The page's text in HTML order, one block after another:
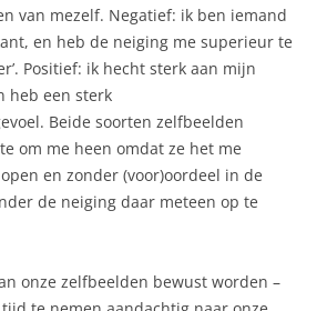
van mezelf. Negatief: ik ben iemand
en heb de neiging me superieur te
Positief: ik hecht sterk aan mijn
heb een sterk
Beide soorten zelfbeelden
om me heen omdat ze het me
en zonder (voor)oordeel in de
de neiging daar meteen op te
onze zelfbeelden bewust worden –